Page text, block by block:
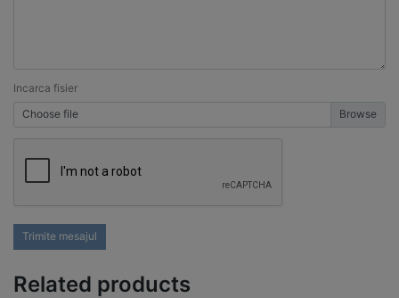
Incarca fisier
Choose file
Trimite mesajul
Related products